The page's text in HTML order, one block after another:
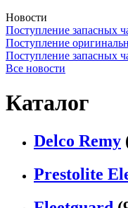
Новости
Поступление запасных
Поступление
Поступление запасных
Все новости
Каталог
Delco Remy
Prestolite